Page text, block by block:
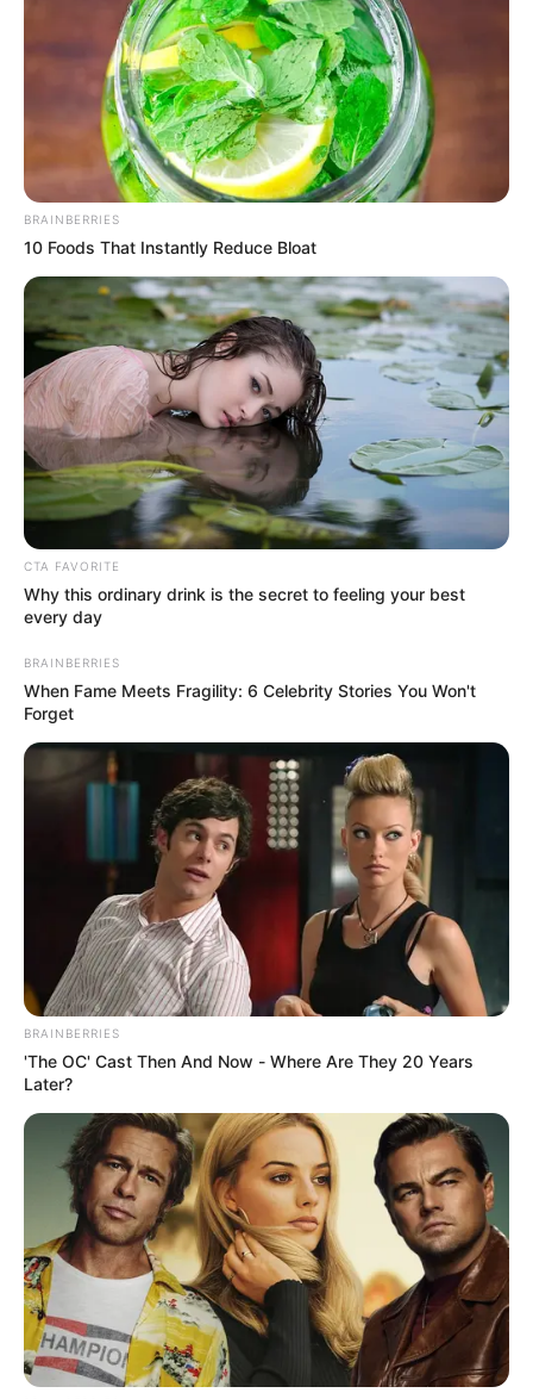
EMBALSES
Bogotá recibe
refrescantes noticias
antes de que llegue El
Niño: ¿se aleja el
fantasma del
racionamiento?
EMBALSES
Embalses en Colombia no
despegan: alertan
apagones por fenómeno
de El Niño
EMBALSES DE CHINGAZA
Embalses que abastecen
de agua a Bogotá vuelven
Embalses que abastecen
abril con un nivel por
debajo del 43 %
EMBALSES
Se cumplió "abril, aguas
mil" y Bogotá aleja el
fantasma del
racionamiento, al menos
por un rato
Embalses que abastecen
de agua a Bogotá están a
menos de la mitad de su
nivel
EMBALSES
Bogotá se quedó
esperando las aguas de
marzo y embalses
comienzan a preocupar;
BRAINBERRIES
10 Foods That Instantly Reduce Bloat
CTA FAVORITE
Why this ordinary drink is the secret to feeling your best
every day
BRAINBERRIES
When Fame Meets Fragility: 6 Celebrity Stories You Won't
Forget
BRAINBERRIES
'The OC' Cast Then And Now - Where Are They 20 Years
Later?